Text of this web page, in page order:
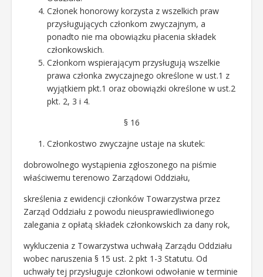
Członek honorowy korzysta z wszelkich praw
przysługujących członkom zwyczajnym, a
ponadto nie ma obowiązku płacenia składek
członkowskich.
Członkom wspierającym przysługują wszelkie
prawa członka zwyczajnego określone w ust.1 z
wyjątkiem pkt.1 oraz obowiązki określone w ust.2
pkt. 2, 3 i 4.
§ 16
Członkostwo zwyczajne ustaje na skutek:
dobrowolnego wystąpienia zgłoszonego na piśmie
właściwemu terenowo Zarządowi Oddziału,
skreślenia z ewidencji członków Towarzystwa przez
Zarząd Oddziału z powodu nieusprawiedliwionego
zalegania z opłatą składek członkowskich za dany rok,
wykluczenia z Towarzystwa uchwałą Zarządu Oddziału
wobec naruszenia § 15 ust. 2 pkt 1-3 Statutu. Od
uchwały tej przysługuje członkowi odwołanie w terminie